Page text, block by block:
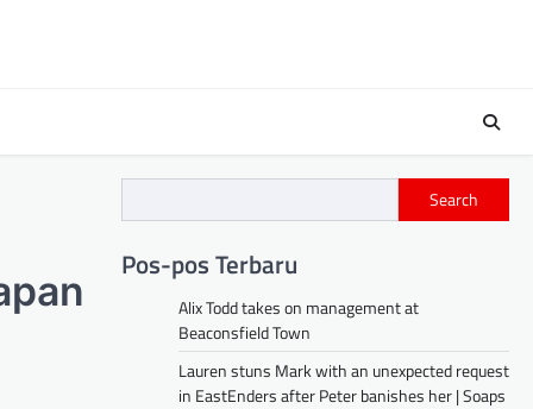
Search
Pos-pos Terbaru
Alix Todd takes on management at
Beaconsfield Town
Lauren stuns Mark with an unexpected request
in EastEnders after Peter banishes her | Soaps